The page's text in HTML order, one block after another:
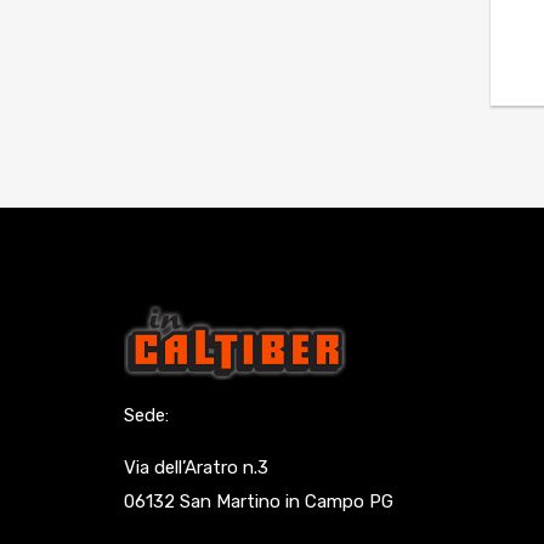
Sede:
Via dell’Aratro n.3
06132 San Martino in Campo PG